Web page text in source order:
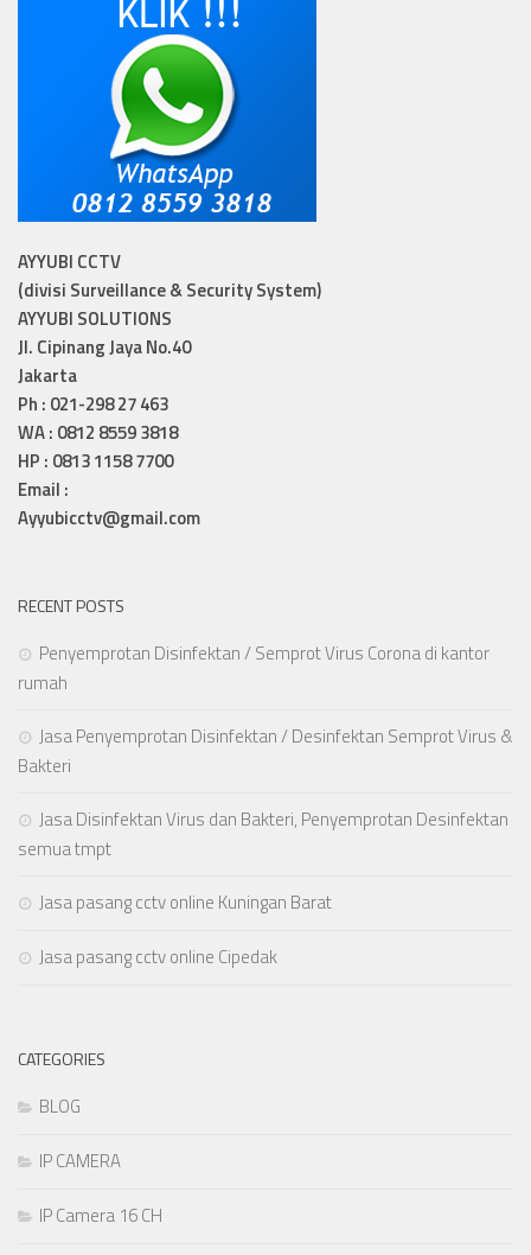
AYYUBI CCTV
(divisi Surveillance & Security System)
AYYUBI SOLUTIONS
Jl. Cipinang Jaya No.40
Jakarta
Ph : 021-298 27 463
WA : 0812 8559 3818
HP : 0813 1158 7700
Email :
Ayyubicctv@gmail.com
RECENT POSTS
Penyemprotan Disinfektan / Semprot Virus Corona di kantor
rumah
Jasa Penyemprotan Disinfektan / Desinfektan Semprot Virus &
Bakteri
Jasa Disinfektan Virus dan Bakteri, Penyemprotan Desinfektan
semua tmpt
Jasa pasang cctv online Kuningan Barat
Jasa pasang cctv online Cipedak
CATEGORIES
BLOG
IP CAMERA
IP Camera 16 CH